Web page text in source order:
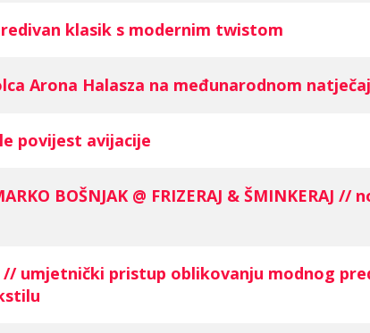
klasik s modernim twistom
Arona Halasza na međunarodnom
povijest avijacije
BOŠNJAK @ FRIZERAJ & ŠMINKERAJ
// umjetnički pristup oblikovanju modnog